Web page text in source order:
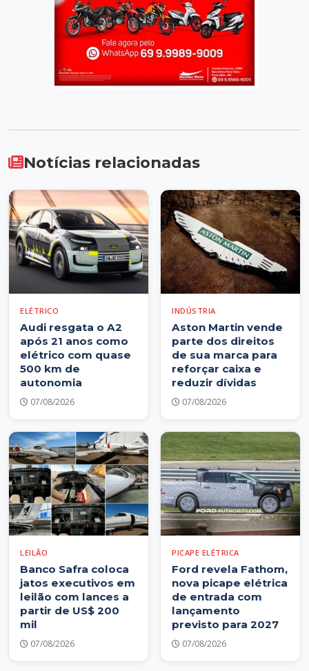
Notícias relacionadas
ELÉTRICO
Audi resgata o A2
após 21 anos como
elétrico com quase
500 km de
autonomia
07/08/2026
INDÚSTRIA
Aston Martin vende
parte dos direitos
de sua marca para
reforçar caixa e
reduzir dívidas
07/08/2026
LEILÃO
Banco Safra coloca
jatos executivos em
leilão com lances a
partir de US$ 200
mil
07/08/2026
PICAPE ELÉTRICA
Ford revela Fathom,
nova picape elétrica
de entrada com
lançamento
previsto para 2027
07/08/2026